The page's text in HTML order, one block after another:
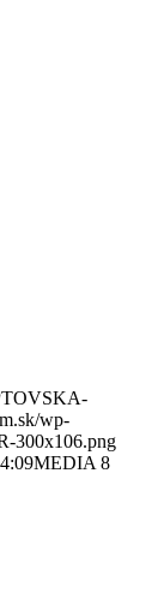
wp-
300x106.png
MEDIA 8